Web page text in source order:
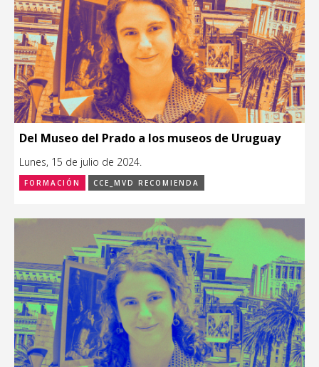
Del Museo del Prado a los museos de Uruguay
Lunes, 15 de julio de 2024.
FORMACIÓN CCE_MVD RECOMIENDA